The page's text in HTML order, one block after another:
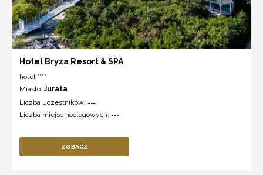
Hotel Bryza Resort & SPA
hotel ****
Miasto:Jurata
Liczba uczestników: ---
Liczba miejsc noclegowych: ---
ZOBACZ